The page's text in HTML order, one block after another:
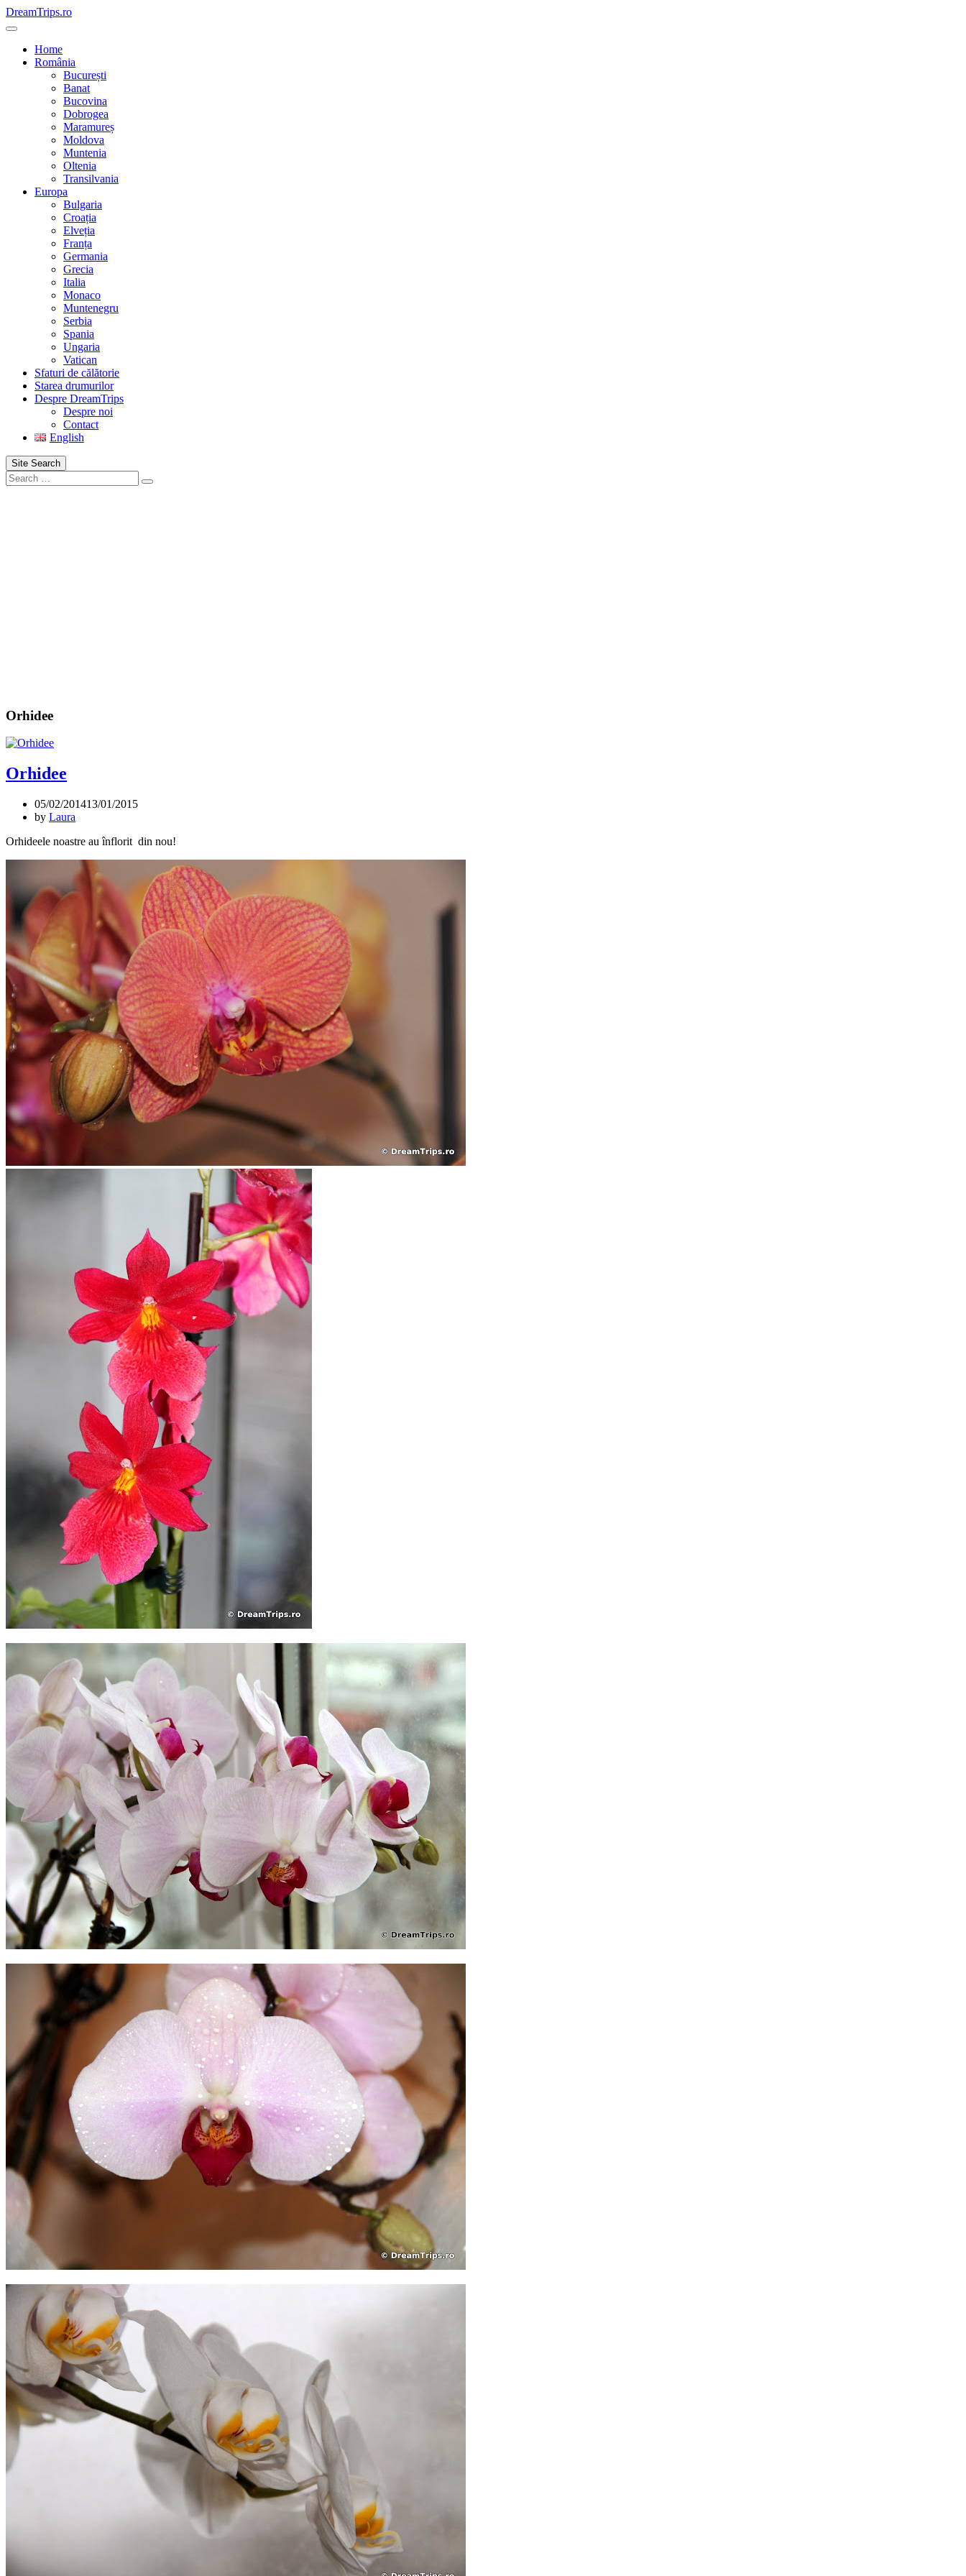
Skip
to
DreamTrips.ro
Home
România
București
Banat
Bucovina
Dobrogea
Maramureș
Moldova
Muntenia
Oltenia
Transilvania
Europa
Bulgaria
Croația
Elveția
Franța
Germania
Grecia
Italia
Monaco
Muntenegru
Serbia
Spania
Ungaria
Vatican
Sfaturi de călătorie
Starea drumurilor
Despre DreamTrips
Despre noi
Contact
English
Site Search
Search
Orhidee
Orhidee
05/02/201413/01/2015
by Laura
Orhideele noastre au înflorit din nou!